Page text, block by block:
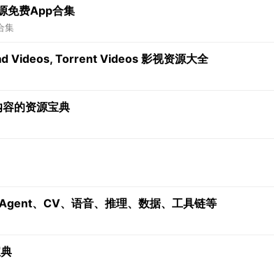
免费App合集
集
Videos, Torrent Videos 影视资源大全
的资源宝典
、CV、语音、推理、数据、工具链等